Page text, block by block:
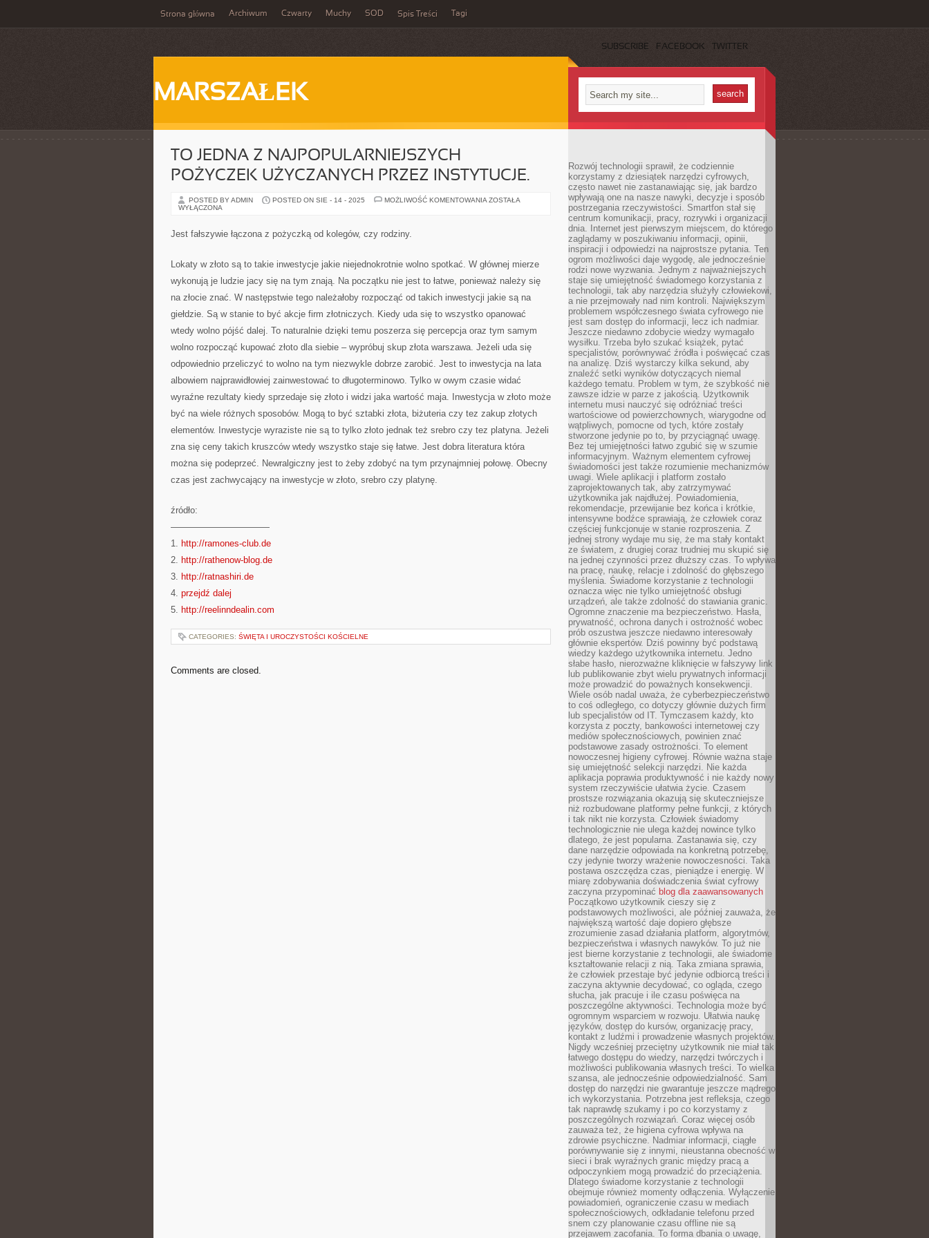
Strona główna Archiwum Czwarty Muchy SOD Spis Treści Tagi
SUBSCRIBE FACEBOOK TWITTER
MARSZAŁEK
TO JEDNA Z NAJPOPULARNIEJSZYCH
POŻYCZEK UŻYCZANYCH PRZEZ INSTYTUCJE.
POSTED BY ADMIN POSTED ON SIE - 14 - 2025 MOŻLIWOŚĆ KOMENTOWANIA TO
NAJPOPULARNIEJSZYCH
ZOSTAŁA
WYŁĄCZONA
Jest fałszywie łączona z pożyczką od kolegów, czy rodziny.
Lokaty w złoto są to takie inwestycje jakie niejednokrotnie wolno spotkać. W głównej mierze
wykonują je ludzie jacy się na tym znają. Na początku nie jest to łatwe, ponieważ należy się
na złocie znać. W następstwie tego należałoby rozpocząć od takich inwestycji jakie są na
giełdzie. Są w stanie to być akcje firm złotniczych. Kiedy uda się to wszystko opanować
wtedy wolno pójść dalej. To naturalnie dzięki temu poszerza się percepcja oraz tym samym
wolno rozpocząć kupować złoto dla siebie – wypróbuj skup złota warszawa. Jeżeli uda się
odpowiednio przeliczyć to wolno na tym niezwykle dobrze zarobić. Jest to inwestycja na lata
albowiem najprawidłowiej zainwestować to długoterminowo. Tylko w owym czasie widać
wyraźne rezultaty kiedy sprzedaje się złoto i widzi jaka wartość maja. Inwestycja w złoto może
być na wiele różnych sposobów. Mogą to być sztabki złota, biżuteria czy tez zakup złotych
elementów. Inwestycje wyraziste nie są to tylko złoto jednak też srebro czy tez platyna. Jeżeli
zna się ceny takich kruszców wtedy wszystko staje się łatwe. Jest dobra literatura która
można się podeprzeć. Newralgiczny jest to żeby zdobyć na tym przynajmniej połowę. Obecny
czas jest zachwycający na inwestycje w złoto, srebro czy platynę.
źródło:
———————————
1. http://ramones-club.de
2. http://rathenow-blog.de
3. http://ratnashiri.de
4. przejdź dalej
5. http://reelinndealin.com
CATEGORIES: ŚWIĘTA I UROCZYSTOŚCI KOŚCIELNE
Comments are closed.
Rozwój technologii sprawił, że codziennie
korzystamy z dziesiątek narzędzi cyfrowych,
często nawet nie zastanawiając się, jak bardzo
wpływają one na nasze nawyki, decyzje i sposób
postrzegania rzeczywistości. Smartfon stał się
centrum komunikacji, pracy, rozrywki i organizacji
dnia. Internet jest pierwszym miejscem, do którego
zaglądamy w poszukiwaniu informacji, opinii,
inspiracji i odpowiedzi na najprostsze pytania. Ten
ogrom możliwości daje wygodę, ale jednocześnie
rodzi nowe wyzwania. Jednym z najważniejszych
staje się umiejętność świadomego korzystania z
technologii, tak aby narzędzia służyły człowiekowi,
a nie przejmowały nad nim kontroli. Największym
problemem współczesnego świata cyfrowego nie
jest sam dostęp do informacji, lecz ich nadmiar.
Jeszcze niedawno zdobycie wiedzy wymagało
wysiłku. Trzeba było szukać książek, pytać
specjalistów, porównywać źródła i poświęcać czas
na analizę. Dziś wystarczy kilka sekund, aby
znaleźć setki wyników dotyczących niemal
każdego tematu. Problem w tym, że szybkość nie
zawsze idzie w parze z jakością. Użytkownik
internetu musi nauczyć się odróżniać treści
wartościowe od powierzchownych, wiarygodne od
wątpliwych, pomocne od tych, które zostały
stworzone jedynie po to, by przyciągnąć uwagę.
Bez tej umiejętności łatwo zgubić się w szumie
informacyjnym. Ważnym elementem cyfrowej
świadomości jest także rozumienie mechanizmów
uwagi. Wiele aplikacji i platform zostało
zaprojektowanych tak, aby zatrzymywać
użytkownika jak najdłużej. Powiadomienia,
rekomendacje, przewijanie bez końca i krótkie,
intensywne bodźce sprawiają, że człowiek coraz
częściej funkcjonuje w stanie rozproszenia. Z
jednej strony wydaje mu się, że ma stały kontakt
ze światem, z drugiej coraz trudniej mu skupić się
na jednej czynności przez dłuższy czas. To wpływa
na pracę, naukę, relacje i zdolność do głębszego
myślenia. Świadome korzystanie z technologii
oznacza więc nie tylko umiejętność obsługi
urządzeń, ale także zdolność do stawiania granic.
Ogromne znaczenie ma bezpieczeństwo. Hasła,
prywatność, ochrona danych i ostrożność wobec
prób oszustwa jeszcze niedawno interesowały
głównie ekspertów. Dziś powinny być podstawą
wiedzy każdego użytkownika internetu. Jedno
słabe hasło, nierozważne kliknięcie w fałszywy link
lub publikowanie zbyt wielu prywatnych informacji
może prowadzić do poważnych konsekwencji.
Wiele osób nadal uważa, że cyberbezpieczeństwo
to coś odległego, co dotyczy głównie dużych firm
lub specjalistów od IT. Tymczasem każdy, kto
korzysta z poczty, bankowości internetowej czy
mediów społecznościowych, powinien znać
podstawowe zasady ostrożności. To element
nowoczesnej higieny cyfrowej. Równie ważna staje
się umiejętność selekcji narzędzi. Nie każda
aplikacja poprawia produktywność i nie każdy nowy
system rzeczywiście ułatwia życie. Czasem
prostsze rozwiązania okazują się skuteczniejsze
niż rozbudowane platformy pełne funkcji, z których
i tak nikt nie korzysta. Człowiek świadomy
technologicznie nie ulega każdej nowince tylko
dlatego, że jest popularna. Zastanawia się, czy
dane narzędzie odpowiada na konkretną potrzebę,
czy jedynie tworzy wrażenie nowoczesności. Taka
postawa oszczędza czas, pieniądze i energię. W
miarę zdobywania doświadczenia świat cyfrowy
zaczyna przypominać blog dla zaawansowanych
Początkowo użytkownik cieszy się z
podstawowych możliwości, ale później zauważa, że
największą wartość daje dopiero głębsze
zrozumienie zasad działania platform, algorytmów,
bezpieczeństwa i własnych nawyków. To już nie
jest bierne korzystanie z technologii, ale świadome
kształtowanie relacji z nią. Taka zmiana sprawia,
że człowiek przestaje być jedynie odbiorcą treści i
zaczyna aktywnie decydować, co ogląda, czego
słucha, jak pracuje i ile czasu poświęca na
poszczególne aktywności. Technologia może być
ogromnym wsparciem w rozwoju. Ułatwia naukę
języków, dostęp do kursów, organizację pracy,
kontakt z ludźmi i prowadzenie własnych projektów.
Nigdy wcześniej przeciętny użytkownik nie miał tak
łatwego dostępu do wiedzy, narzędzi twórczych i
możliwości publikowania własnych treści. To wielka
szansa, ale jednocześnie odpowiedzialność. Sam
dostęp do narzędzi nie gwarantuje jeszcze mądrego
ich wykorzystania. Potrzebna jest refleksja, czego
tak naprawdę szukamy i po co korzystamy z
poszczególnych rozwiązań. Coraz więcej osób
zauważa też, że higiena cyfrowa wpływa na
zdrowie psychiczne. Nadmiar informacji, ciągłe
porównywanie się z innymi, nieustanna obecność w
sieci i brak wyraźnych granic między pracą a
odpoczynkiem mogą prowadzić do przeciążenia.
Dlatego świadome korzystanie z technologii
obejmuje również momenty odłączenia. Wyłączenie
powiadomień, ograniczenie czasu w mediach
społecznościowych, odkładanie telefonu przed
snem czy planowanie czasu offline nie są
przejawem zacofania. To forma dbania o uwagę,